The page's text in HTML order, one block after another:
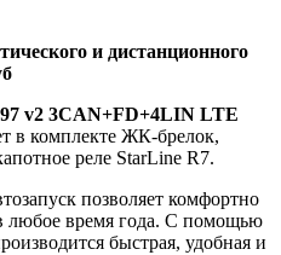
и дистанционного
v2 3CAN+FD+4LIN LTE
в комплекте ЖК-брелок,
реле StarLine R7.
позволяет комфортно
любое время года. С помощью
быстрая, удобная и